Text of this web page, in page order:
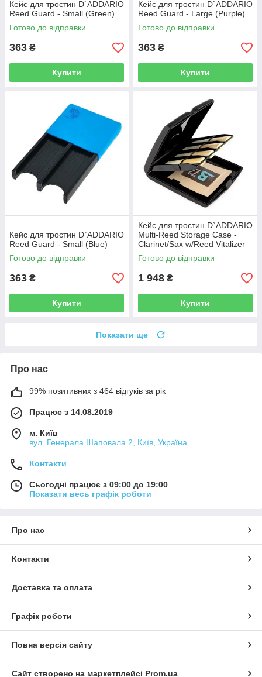
Кейс для тростин D`ADDARIO
Reed Guard - Small (Green)
Готово до відправки
363 ₴
Купити
Кейс для тростин D`ADDARIO
Reed Guard - Large (Purple)
Готово до відправки
363 ₴
Купити
Кейс для тростин D`ADDARIO
Reed Guard - Small (Blue)
Готово до відправки
363 ₴
Купити
Кейс для тростин D`ADDARIO
Multi-Reed Storage Case -
Clarinet/Sax w/Reed Vitalizer
Готово до відправки
1 948 ₴
Купити
Показати ще
Про нас
99% позитивних з 464 відгуків за рік
Працює з 14.08.2019
м. Київ
вул. Генерала Шаповала 2, Київ, Україна
Контакти
Сьогодні працює з 09:00 до 19:00
Показати весь графік роботи
Про нас
Контакти
Доставка та оплата
Графік роботи
Повна версія сайту
Сайт створено на маркетплейсі Prom.ua